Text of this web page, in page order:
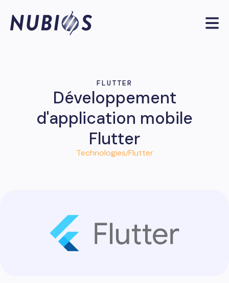
FLUTTER
Développement
d'application mobile
Flutter
Technologies/Flutter